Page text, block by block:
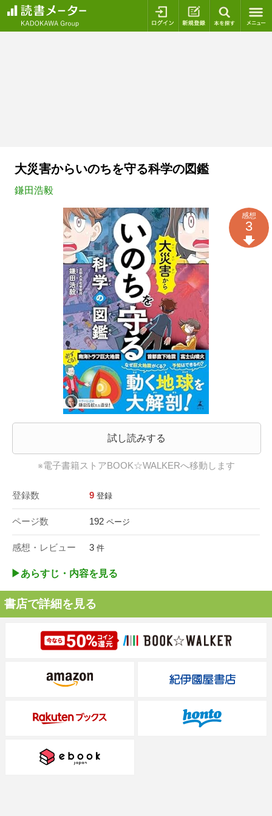
ログイン 新規登録
大災害からいのちを守る科学の図鑑
鎌田浩毅
試し読みする
※電子書籍ストアBOOK☆WALKERへ移動します
登録数 9 登録
ページ数 192 ページ
感想・レビュー 3 件
感想
3
▶︎あらすじ・内容を見る
書店で詳細を見る